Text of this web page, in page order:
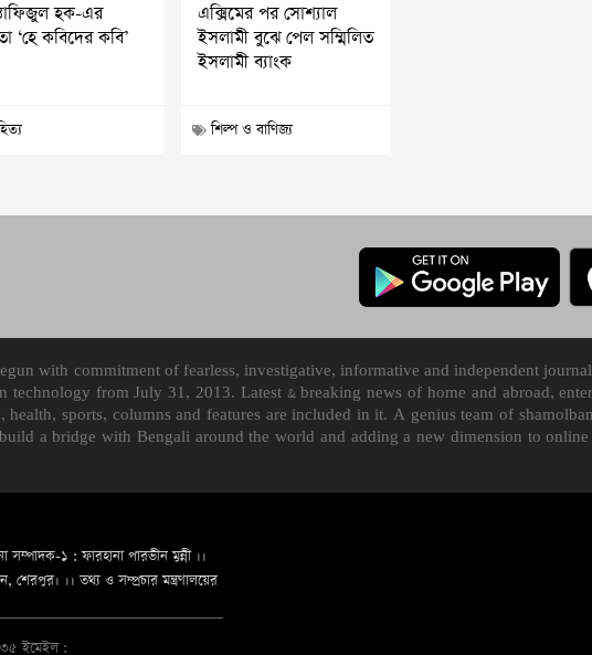
হক-এর
‘হে কবিদের কবি’
এক্সিমের পর সোশ্যাল
ইসলামী বুঝে পেল সম্মিলিত
ইসলামী ব্যাংক
শিল্প ও বাণিজ্য
with commitment of fearless, investigative, informative and independent
from July 31, 2013. Latest & breaking news of home and abroad,
sports, columns and features are included in it. A genius team of
a bridge with Bengali around the world and adding a new dimension to
সম্পাদক-১ : ফারহানা পারভীন মুন্নী ।।
।। তথ্য ও সম্প্রচার মন্ত্রণালয়ের
ইমেইল :